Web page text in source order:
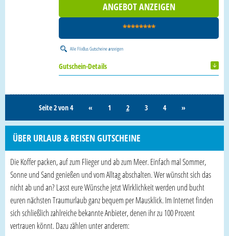
ANGEBOT ANZEIGEN
********
AlleFlixBus Gutscheineanzeigen
Gutschein-Details
Seite 2 von 4 « 1 2 3 4 »
ÜBER URLAUB & REISEN GUTSCHEINE
Die Koffer packen, auf zum Flieger und ab zum Meer. Einfach mal Sommer,
Sonne und Sand genießen und vom Alltag abschalten. Wer wünscht sich das
nicht ab und an? Lasst eure Wünsche jetzt Wirklichkeit werden und bucht
euren nächsten Traumurlaub ganz bequem per Mausklick. Im Internet finden
sich schließlich zahlreiche bekannte Anbieter, denen ihr zu 100 Prozent
vertrauen könnt. Dazu zählen unter anderem: